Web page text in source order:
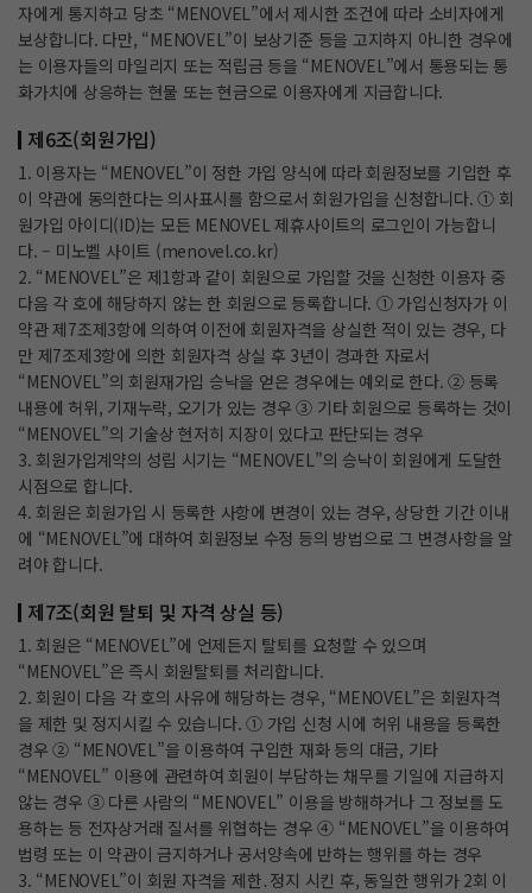
자에게 통지하고 당초 “MENOVEL”에서 제시한 조건에 따라 소비자에게
보상합니다. 다만, “MENOVEL”이 보상기준 등을 고지하지 아니한 경우에
는 이용자들의 마일리지 또는 적립금 등을 “MENOVEL”에서 통용되는 통
화가치에 상응하는 현물 또는 현금으로 이용자에게 지급합니다.
제6조(회원가입)
1. 이용자는 “MENOVEL”이 정한 가입 양식에 따라 회원정보를 기입한 후
이 약관에 동의한다는 의사표시를 함으로서 회원가입을 신청합니다. ① 회
원가입 아이디(ID)는 모든 MENOVEL 제휴사이트의 로그인이 가능합니
다. – 미노벨 사이트 (menovel.co.kr)
2. “MENOVEL”은 제1항과 같이 회원으로 가입할 것을 신청한 이용자 중
다음 각 호에 해당하지 않는 한 회원으로 등록합니다. ① 가입신청자가 이
약관 제7조제3항에 의하여 이전에 회원자격을 상실한 적이 있는 경우, 다
만 제7조제3항에 의한 회원자격 상실 후 3년이 경과한 자로서
“MENOVEL”의 회원재가입 승낙을 얻은 경우에는 예외로 한다. ② 등록
내용에 허위, 기재누락, 오기가 있는 경우 ③ 기타 회원으로 등록하는 것이
“MENOVEL”의 기술상 현저히 지장이 있다고 판단되는 경우
3. 회원가입계약의 성립 시기는 “MENOVEL”의 승낙이 회원에게 도달한
시점으로 합니다.
4. 회원은 회원가입 시 등록한 사항에 변경이 있는 경우, 상당한 기간 이내
에 “MENOVEL”에 대하여 회원정보 수정 등의 방법으로 그 변경사항을 알
려야 합니다.
제7조(회원 탈퇴 및 자격 상실 등)
1. 회원은 “MENOVEL”에 언제든지 탈퇴를 요청할 수 있으며
“MENOVEL”은 즉시 회원탈퇴를 처리합니다.
2. 회원이 다음 각 호의 사유에 해당하는 경우, “MENOVEL”은 회원자격
을 제한 및 정지시킬 수 있습니다. ① 가입 신청 시에 허위 내용을 등록한
경우 ② “MENOVEL”을 이용하여 구입한 재화 등의 대금, 기타
“MENOVEL” 이용에 관련하여 회원이 부담하는 채무를 기일에 지급하지
않는 경우 ③ 다른 사람의 “MENOVEL” 이용을 방해하거나 그 정보를 도
용하는 등 전자상거래 질서를 위협하는 경우 ④ “MENOVEL”을 이용하여
법령 또는 이 약관이 금지하거나 공서양속에 반하는 행위를 하는 경우
3. “MENOVEL”이 회원 자격을 제한․정지 시킨 후, 동일한 행위가 2회 이